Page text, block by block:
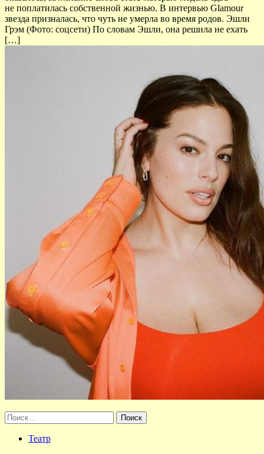
не поплатилась собственной жизнью. В интервью Glamour
звезда призналась, что чуть не умерла во время родов. Эшли
Грэм (Фото: соцсети) По словам Эшли, она решила не ехать
[…]
Найти:
Театр